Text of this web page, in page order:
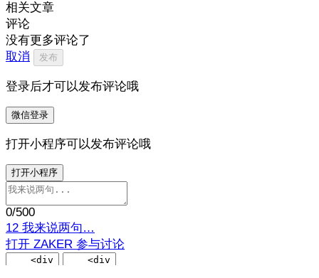
相关文章
评论
没有更多评论了
取消
发布
登录后才可以发布评论哦
微信登录
打开小程序可以发布评论哦
打开小程序
0/500
12 我来说两句…
打开 ZAKER 参与讨论